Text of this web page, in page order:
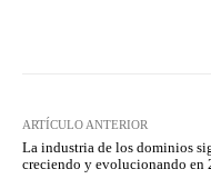
ARTÍCULO ANTERIOR
La industria de los dominios
creciendo y evolucionando en